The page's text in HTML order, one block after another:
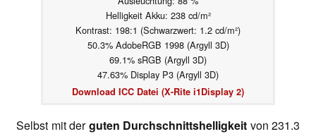
Helligkeit Akku: 238 cd/m²
Kontrast: 198:1 (Schwarzwert: 1.2 cd/m²)
50.3% AdobeRGB 1998 (Argyll 3D)
69.1% sRGB (Argyll 3D)
47.63% Display P3 (Argyll 3D)
Download ICC Datei (X-Rite i1Display 2)
Selbst mit derguten Durchschnittshelligkeit von 231.3